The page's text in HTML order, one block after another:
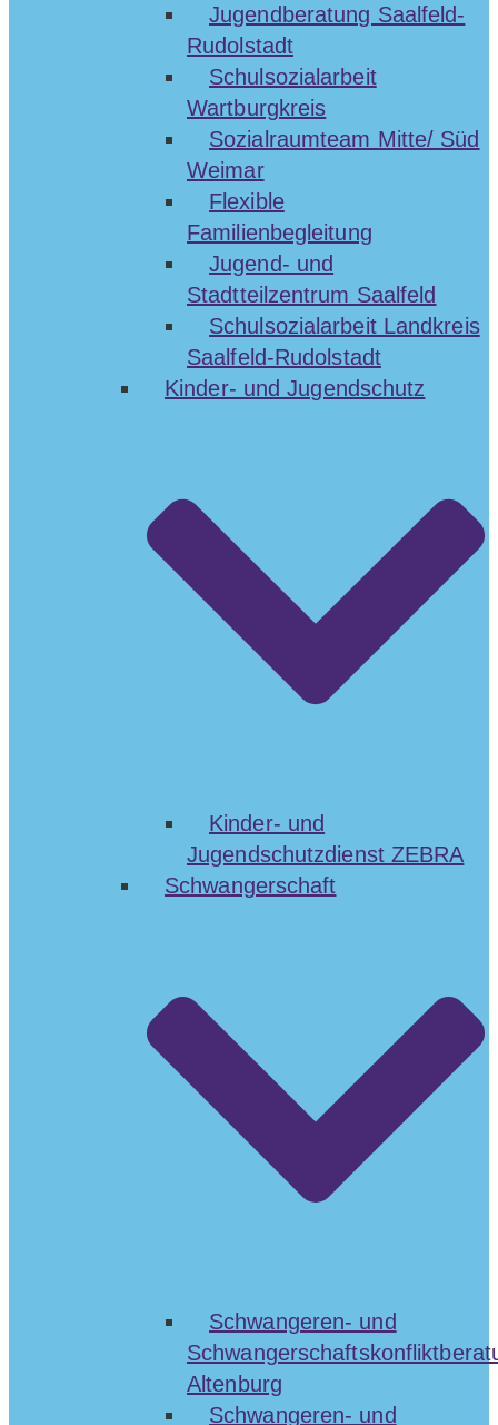
Jugendberatung Saalfeld-
Rudolstadt
Schulsozialarbeit
Wartburgkreis
Sozialraumteam Mitte/ Süd
Weimar
Flexible
Familienbegleitung
Jugend- und
Stadtteilzentrum Saalfeld
Schulsozialarbeit Landkreis
Saalfeld-Rudolstadt
Kinder- und Jugendschutz
Kinder- und
Jugendschutzdienst ZEBRA
Schwangerschaft
Schwangeren- und
Altenburg
Schwangeren- und